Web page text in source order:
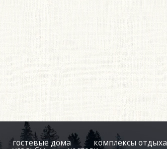
гостевые дома комплексы отдыха